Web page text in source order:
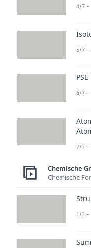
4/7 –
5/7 –
PSE
6/7 –
7/7 –
Chemische
Chemische
1/3 –